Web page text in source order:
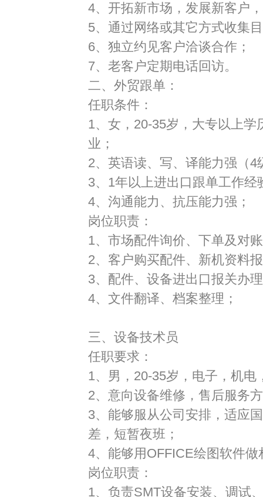
4、开拓新市场，发展新客户
5、通过网络或其它方式收集
6、独立约见客户洽谈合作；
7、老客户定期电话回访。
二、外贸跟单：
任职条件：
1、女， 20-35岁，大专以上学
业；
2、英语读、写、译能力强（4
3、 1年以上进出口跟单工作经
4、沟通能力、抗压能力强；
岗位职责：
1、市场配件询价、下单及对
2、客户购买配件、新机资料
3、配件、设备进出口报关办
4、文件翻译、档案整理；
三、设备技术员
任职要求：
1、男， 20-35岁，电子，机电
2、意向设备维修，售后服务
3、能够服从公司安排，适应
差，短暂夜班；
4、能够用 OFFICE绘图软件做
岗位职责：
1、负责SMT设备安装、调试